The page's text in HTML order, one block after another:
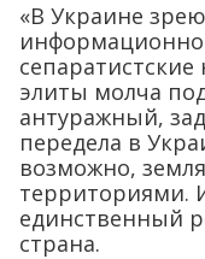
«В Украине
элиты молча
антуражный,
передела в
возможно,
территориями.
единственный
страна.